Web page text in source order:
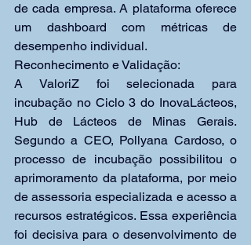
de cada empresa. A plataforma oferece
um dashboard com métricas de
desempenho individual.
Reconhecimento e Validação:
A ValoriZ foi selecionada para
incubação no Ciclo 3 do InovaLácteos,
Hub de Lácteos de Minas Gerais.
Segundo a CEO, Pollyana Cardoso, o
processo de incubação possibilitou o
aprimoramento da plataforma, por meio
de assessoria especializada e acesso a
recursos estratégicos. Essa experiência
foi decisiva para o desenvolvimento de